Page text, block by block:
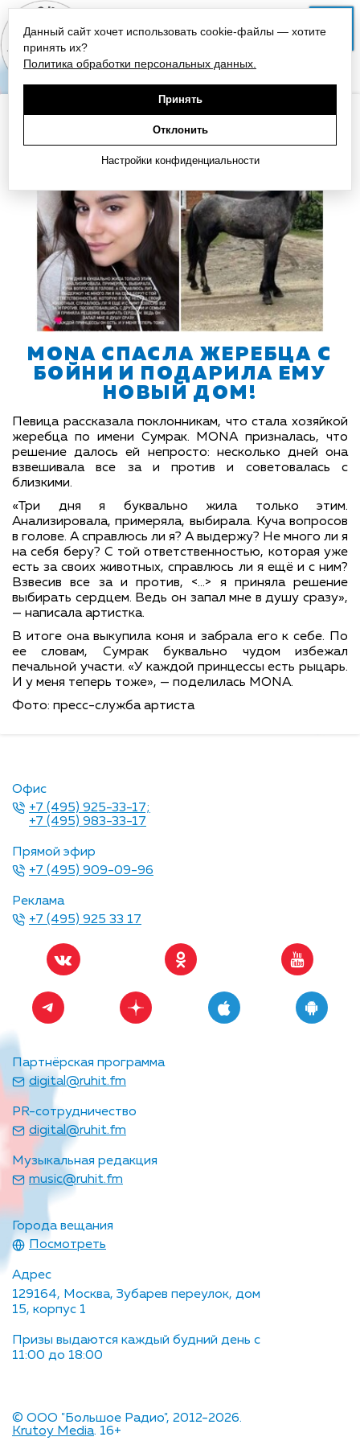
Данный сайт хочет использовать cookie-файлы — хотите
принять их?
Политика обработки персональных данных.
Принять
Отклонить
Настройки конфиденциальности
MONA СПАСЛА ЖЕРЕБЦА С
БОЙНИ И ПОДАРИЛА ЕМУ
НОВЫЙ ДОМ!
Певица рассказала поклонникам, что стала хозяйкой
жеребца по имени Сумрак. MONA призналась, что
решение далось ей непросто: несколько дней она
взвешивала все за и против и советовалась с
близкими.
«Три дня я буквально жила только этим.
Анализировала, примеряла, выбирала. Куча вопросов
в голове. А справлюсь ли я? А выдержу? Не много ли я
на себя беру? С той ответственностью, которая уже
есть за своих животных, справлюсь ли я ещё и с ним?
Взвесив все за и против, <…> я приняла решение
выбирать сердцем. Ведь он запал мне в душу сразу»,
— написала артистка.
В итоге она выкупила коня и забрала его к себе. По
ее словам, Сумрак буквально чудом избежал
печальной участи. «У каждой принцессы есть рыцарь.
И у меня теперь тоже», — поделилась MONA.
Фото: пресс-служба артиста
Офис
+7 (495) 925-33-17;
+7 (495) 983-33-17
Прямой эфир
+7 (495) 909-09-96
Реклама
+7 (495) 925 33 17
Партнёрская программа
digital@ruhit.fm
PR-сотрудничество
digital@ruhit.fm
Музыкальная редакция
music@ruhit.fm
Города вещания
Посмотреть
Адрес
129164, Москва, Зубарев переулок, дом
15, корпус 1
Призы выдаются каждый будний день с
11:00 до 18:00
© ООО "Большое Радио", 2012-2026.
Krutoy Media. 16+